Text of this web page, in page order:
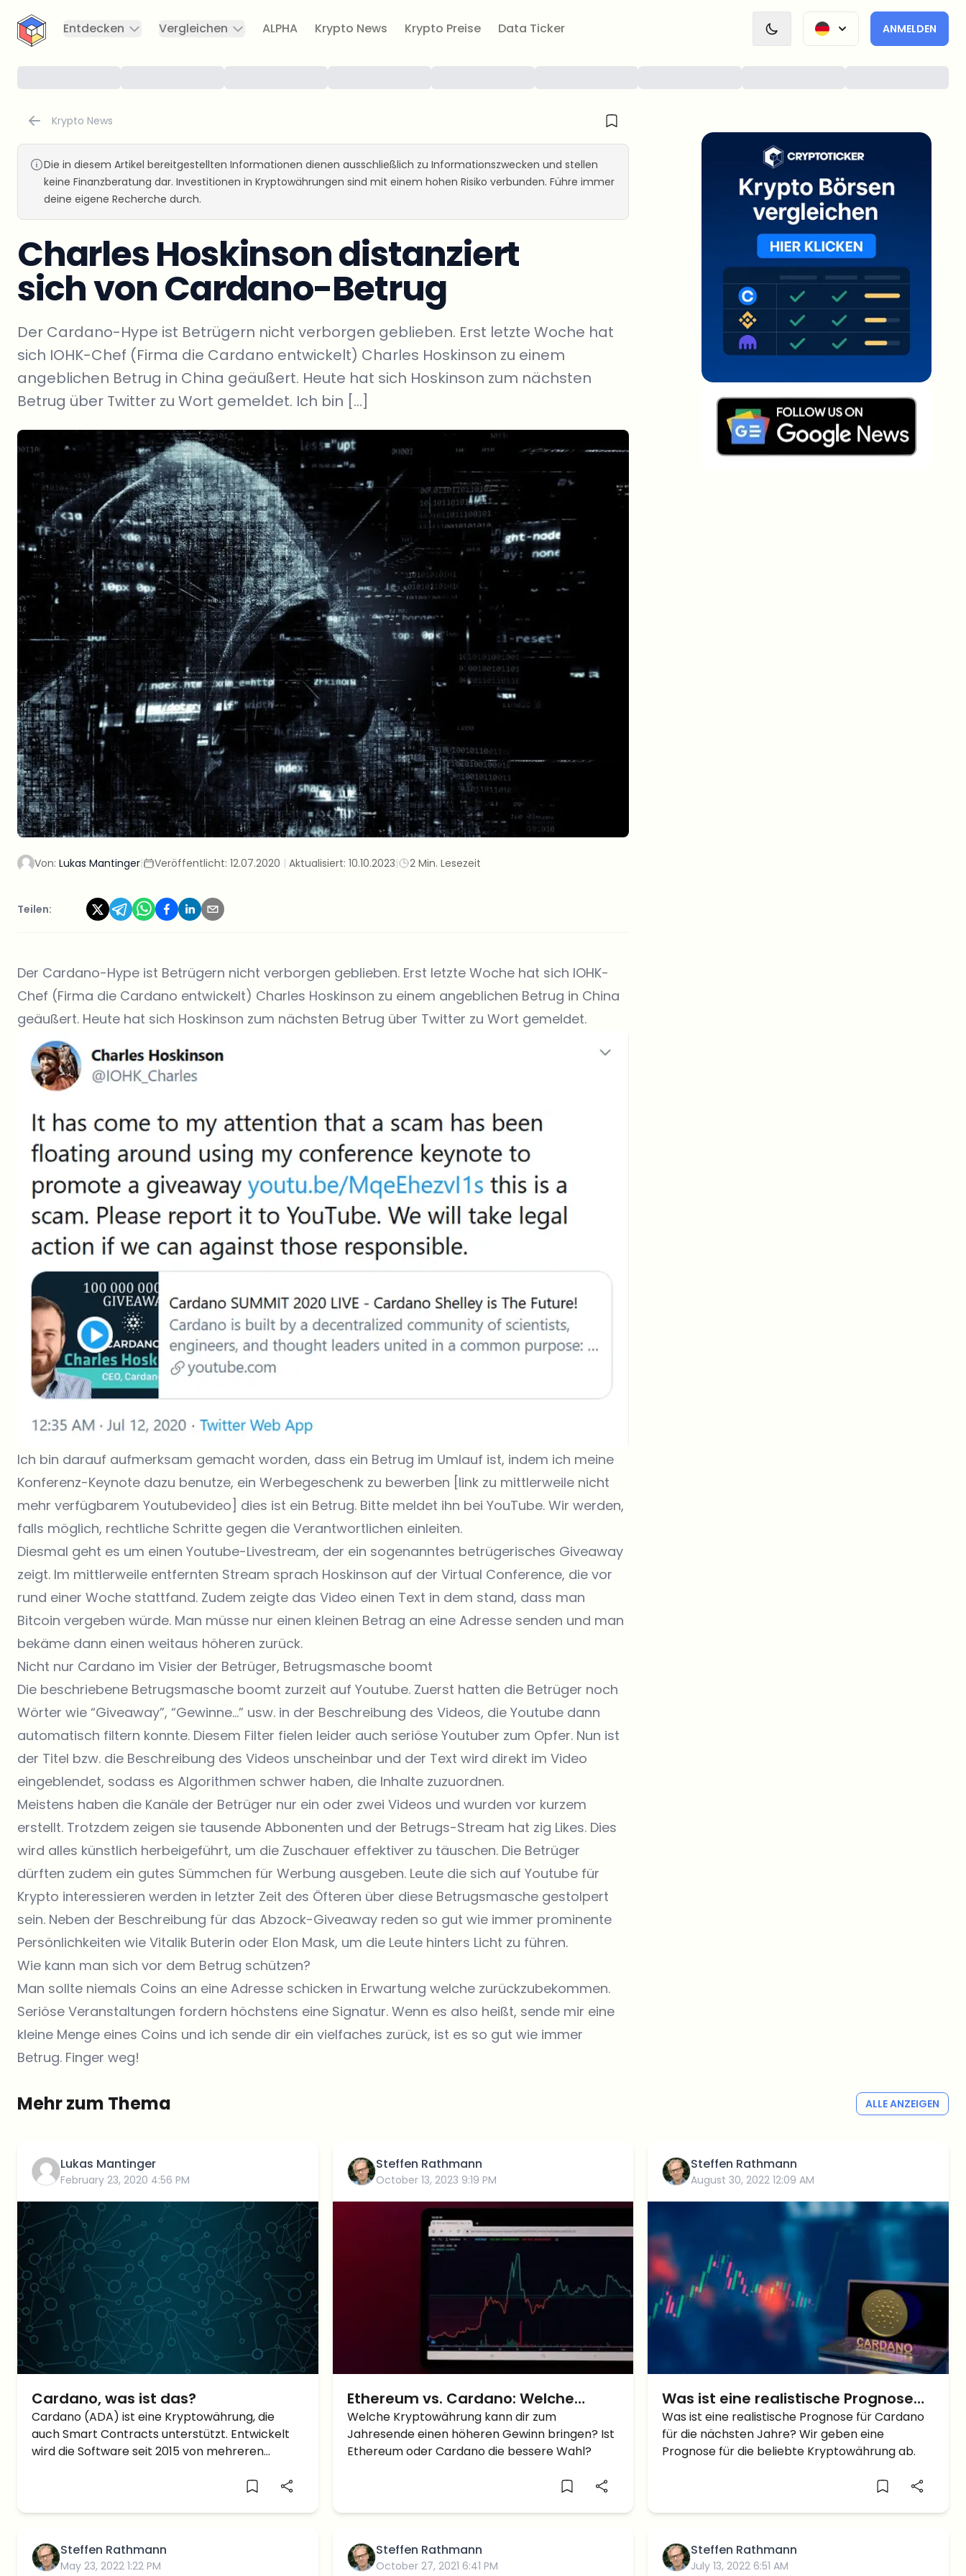
CryptoTicker
Entdecken
Vergleichen ALPHA Krypto News Krypto Preise Data Ticker ANMELDEN
Krypto News
Die in diesem Artikel bereitgestellten Informationen dienen ausschließlich zu Informationszwecken und stellen
keine Finanzberatung dar. Investitionen in Kryptowährungen sind mit einem hohen Risiko verbunden. Führe immer
deine eigene Recherche durch.
Charles Hoskinson distanziert
sich von Cardano-Betrug
Der Cardano-Hype ist Betrügern nicht verborgen geblieben. Erst letzte Woche hat
sich IOHK-Chef (Firma die Cardano entwickelt) Charles Hoskinson zu einem
angeblichen Betrug in China geäußert. Heute hat sich Hoskinson zum nächsten
Betrug über Twitter zu Wort gemeldet. Ich bin […]
Von: Lukas Mantinger| Veröffentlicht: 12.07.2020 | Aktualisiert: 10.10.2023| 2 Min. Lesezeit
Teilen:
Der Cardano-Hype ist Betrügern nicht verborgen geblieben. Erst letzte Woche hat sich IOHK-
Chef (Firma die Cardano entwickelt) Charles Hoskinson zu einem angeblichen Betrug in China
geäußert. Heute hat sich Hoskinson zum nächsten Betrug über Twitter zu Wort gemeldet.
Ich bin darauf aufmerksam gemacht worden, dass ein Betrug im Umlauf ist, indem ich meine
Konferenz-Keynote dazu benutze, ein Werbegeschenk zu bewerben [link zu mittlerweile nicht
mehr verfügbarem Youtubevideo] dies ist ein Betrug. Bitte meldet ihn bei YouTube. Wir werden,
falls möglich, rechtliche Schritte gegen die Verantwortlichen einleiten.
Diesmal geht es um einen Youtube-Livestream, der ein sogenanntes betrügerisches Giveaway
zeigt. Im mittlerweile entfernten Stream sprach Hoskinson auf der Virtual Conference, die vor
rund einer Woche stattfand. Zudem zeigte das Video einen Text in dem stand, dass man
Bitcoin vergeben würde. Man müsse nur einen kleinen Betrag an eine Adresse senden und man
bekäme dann einen weitaus höheren zurück.
Nicht nur Cardano im Visier der Betrüger, Betrugsmasche boomt
Die beschriebene Betrugsmasche boomt zurzeit auf Youtube. Zuerst hatten die Betrüger noch
Wörter wie “Giveaway”, “Gewinne…” usw. in der Beschreibung des Videos, die Youtube dann
automatisch filtern konnte. Diesem Filter fielen leider auch seriöse Youtuber zum Opfer. Nun ist
der Titel bzw. die Beschreibung des Videos unscheinbar und der Text wird direkt im Video
eingeblendet, sodass es Algorithmen schwer haben, die Inhalte zuzuordnen.
Meistens haben die Kanäle der Betrüger nur ein oder zwei Videos und wurden vor kurzem
erstellt. Trotzdem zeigen sie tausende Abbonenten und der Betrugs-Stream hat zig Likes. Dies
wird alles künstlich herbeigeführt, um die Zuschauer effektiver zu täuschen. Die Betrüger
dürften zudem ein gutes Sümmchen für Werbung ausgeben. Leute die sich auf Youtube für
Krypto interessieren werden in letzter Zeit des Öfteren über diese Betrugsmasche gestolpert
sein. Neben der Beschreibung für das Abzock-Giveaway reden so gut wie immer prominente
Persönlichkeiten wie Vitalik Buterin oder Elon Mask, um die Leute hinters Licht zu führen.
Wie kann man sich vor dem Betrug schützen?
Man sollte niemals Coins an eine Adresse schicken in Erwartung welche zurückzubekommen.
Seriöse Veranstaltungen fordern höchstens eine Signatur. Wenn es also heißt, sende mir eine
kleine Menge eines Coins und ich sende dir ein vielfaches zurück, ist es so gut wie immer
Betrug. Finger weg!
Mehr zum Thema ALLE ANZEIGEN
Lukas Mantinger
February 23, 2020 4:56 PM
Cardano, was ist das?
Cardano (ADA) ist eine Kryptowährung, die
auch Smart Contracts unterstützt. Entwickelt
wird die Software seit 2015 von mehreren
und Entwicklung der Standards), Emurgo
Steffen Rathmann
October 13, 2023 9:19 PM
Ethereum vs. Cardano: Welche
Kryptowährung könnte dich bis zum
Jahresende reicher machen?
Welche Kryptowährung kann dir zum
Jahresende einen höheren Gewinn bringen? Ist
Ethereum oder Cardano die bessere Wahl?
Steffen Rathmann
August 30, 2022 12:09 AM
Was ist eine realistische Prognose
für Cardano in den nächsten
Jahren?
Was ist eine realistische Prognose für Cardano
für die nächsten Jahre? Wir geben eine
Prognose für die beliebte Kryptowährung ab.
Steffen Rathmann
May 23, 2022 1:22 PM
Steffen Rathmann
October 27, 2021 6:41 PM
Steffen Rathmann
July 13, 2022 6:51 AM